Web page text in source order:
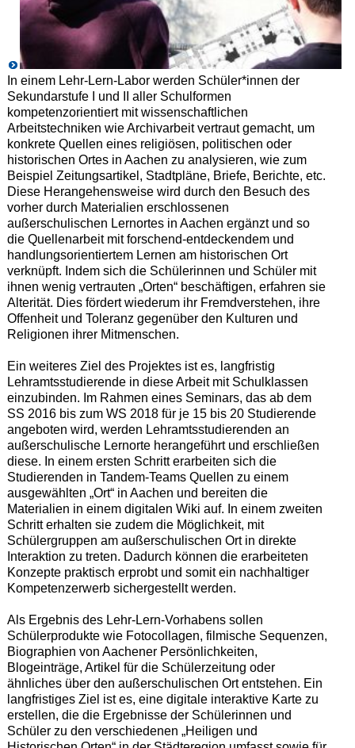
In einem Lehr-Lern-Labor werden Schüler*innen der
Sekundarstufe I und II aller Schulformen
kompetenzorientiert mit wissenschaftlichen
Arbeitstechniken wie Archivarbeit vertraut gemacht, um
konkrete Quellen eines religiösen, politischen oder
historischen Ortes in Aachen zu analysieren, wie zum
Beispiel Zeitungsartikel, Stadtpläne, Briefe, Berichte, etc.
Diese Herangehensweise wird durch den Besuch des
vorher durch Materialien erschlossenen
außerschulischen Lernortes in Aachen ergänzt und so
die Quellenarbeit mit forschend-entdeckendem und
handlungsorientiertem Lernen am historischen Ort
verknüpft. Indem sich die Schülerinnen und Schüler mit
ihnen wenig vertrauten „Orten“ beschäftigen, erfahren sie
Alterität. Dies fördert wiederum ihr Fremdverstehen, ihre
Offenheit und Toleranz gegenüber den Kulturen und
Religionen ihrer Mitmenschen.
Ein weiteres Ziel des Projektes ist es, langfristig
Lehramtsstudierende in diese Arbeit mit Schulklassen
einzubinden. Im Rahmen eines Seminars, das ab dem
SS 2016 bis zum WS 2018 für je 15 bis 20 Studierende
angeboten wird, werden Lehramtsstudierenden an
außerschulische Lernorte herangeführt und erschließen
diese. In einem ersten Schritt erarbeiten sich die
Studierenden in Tandem-Teams Quellen zu einem
ausgewählten „Ort“ in Aachen und bereiten die
Materialien in einem digitalen Wiki auf. In einem zweiten
Schritt erhalten sie zudem die Möglichkeit, mit
Schülergruppen am außerschulischen Ort in direkte
Interaktion zu treten. Dadurch können die erarbeiteten
Konzepte praktisch erprobt und somit ein nachhaltiger
Kompetenzerwerb sichergestellt werden.
Als Ergebnis des Lehr-Lern-Vorhabens sollen
Schülerprodukte wie Fotocollagen, filmische Sequenzen,
Biographien von Aachener Persönlichkeiten,
Blogeinträge, Artikel für die Schülerzeitung oder
ähnliches über den außerschulischen Ort entstehen. Ein
langfristiges Ziel ist es, eine digitale interaktive Karte zu
erstellen, die die Ergebnisse der Schülerinnen und
Schüler zu den verschiedenen „Heiligen und